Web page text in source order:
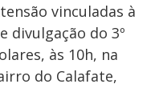
vinculadas à
divulgação do 3º
às 10h, na
do Calafate,